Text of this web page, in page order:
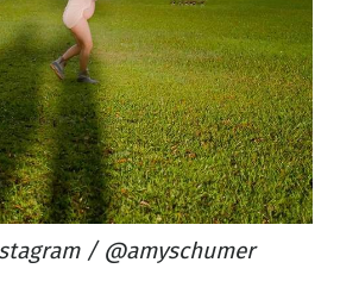
/ @amyschumer